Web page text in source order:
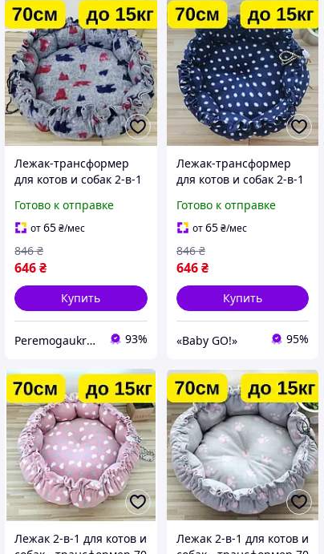
Лежак-трансформер
для котов и собак 2-в-1
домик-коврик
KT8004673
Готово к отправке
от65₴/мес
646₴
846 ₴
Купить
Peremogaukraine.com Милитарные товары и снаряжение 93%
Лежак-трансформер
для котов и собак 2-в-1
домик-коврик,
регулируемый, теплый
KT8004663
Готово к отправке
от65 ₴/мес
646 ₴
846 ₴
Купить
«Baby GO!» 95%
Лежак 2-в-1 для котов и
Лежак 2-в-1 для котов и